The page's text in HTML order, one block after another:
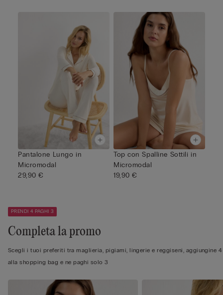
Pantalone Lungo in
Micromodal
29,90 €
Top con Spalline Sottili in
Micromodal
19,90 €
PRENDI 4 PAGHI 3
Completa la promo
Scegli i tuoi preferiti tra maglieria, pigiami, lingerie e reggiseni, aggiungine 4
alla shopping bag e ne paghi solo 3